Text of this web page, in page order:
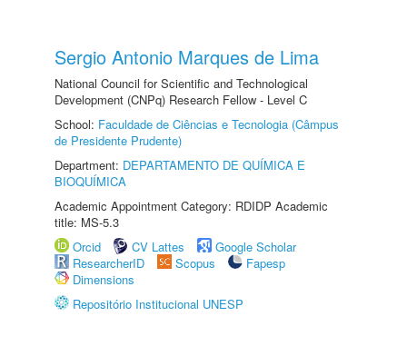
Sergio Antonio Marques de Lima
National Council for Scientific and Technological
Development (CNPq) Research Fellow - Level C
School: Faculdade de Ciências e Tecnologia (Câmpus
de Presidente Prudente)
Department: DEPARTAMENTO DE QUÍMICA E
BIOQUÍMICA
Academic Appointment Category: RDIDP Academic
title: MS-5.3
Orcid
CV Lattes
Google Scholar
ResearcherID
Scopus
Fapesp
Dimensions
Repositório Institucional UNESP